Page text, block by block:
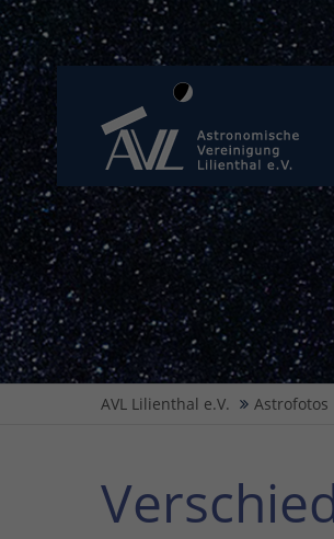
AVL Lilienthal e.V. Astrofotos